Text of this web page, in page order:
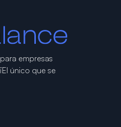
para empresas
¡El único que se